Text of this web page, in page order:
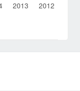
2013 2012